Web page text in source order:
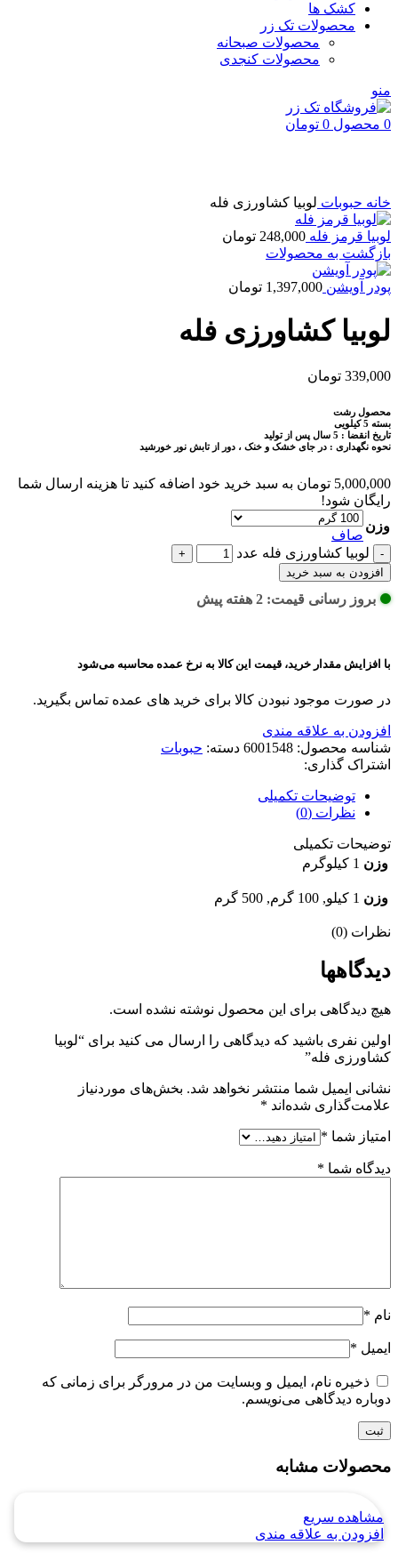
کشک ها
محصولات تک زر
محصولات صبحانه
محصولات کنجدی
منو
0 محصول 0 تومان
خانه حبوبات لوبیا كشاورزی فله
لوبيا قرمز فله 248,000 تومان
بازگشت به محصولات
پودر آويشن 1,397,000 تومان
لوبیا كشاورزی فله
339,000 تومان
محصول رشت
بسته 5 کیلویی
تاریخ انقضا : 5 سال پس از تولید
نحوه نگهداری : در جای خشک و خنک ، دور از تابش نور خورشید
5,000,000 تومان به سبد خرید خود اضافه کنید تا هزینه ارسال شما
رایگان شود!
وزن
صاف
لوبیا كشاورزی فله عدد
افزودن به سبد خرید
بروز رسانی قیمت: 2 هفته پیش
با افزایش مقدار خرید، قیمت این کالا به نرخ عمده محاسبه می‌شود
در صورت موجود نبودن کالا برای خرید های عمده تماس بگیرید.
افزودن به علاقه مندی
شناسه محصول: 6001548 دسته: حبوبات
اشتراک گذاری:
توضیحات تکمیلی
نظرات (0)
توضیحات تکمیلی
وزن 1 کیلوگرم
وزن 1 کیلو, 100 گرم, 500 گرم
نظرات (0)
دیدگاهها
هیچ دیدگاهی برای این محصول نوشته نشده است.
اولین نفری باشید که دیدگاهی را ارسال می کنید برای “لوبیا
كشاورزی فله”
نشانی ایمیل شما منتشر نخواهد شد. بخش‌های موردنیاز
علامت‌گذاری شده‌اند *
امتیاز شما *
دیدگاه شما *
نام *
ایمیل *
ذخیره نام، ایمیل و وبسایت من در مرورگر برای زمانی که
دوباره دیدگاهی می‌نویسم.
محصولات مشابه
مشاهده سریع
افزودن به علاقه مندی